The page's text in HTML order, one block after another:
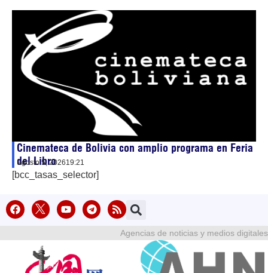
Cinemateca de Bolivia con amplio programa en Feria
del Libro
agosto 5, 202619:21
[bcc_tasas_selector]
Agencias de noticias y medios digitales